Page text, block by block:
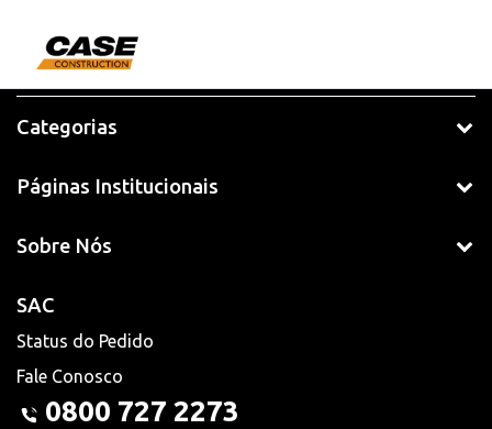
Categorias
Páginas Institucionais
Sobre Nós
SAC
Status do Pedido
Fale Conosco
0800 727 2273